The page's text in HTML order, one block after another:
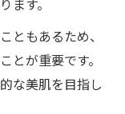
ます。
ともあるため、
とが重要です。
な美肌を目指し